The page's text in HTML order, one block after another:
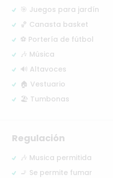
🎯 Juegos para jardín
🏀 Canasta basket
⚽ Portería de fútbol
🎶 Música
🔊 Altavoces
🏠 Vestuario
🏖️ Tumbonas
Regulación
🎶 Musica permitida
🚬 Se permite fumar